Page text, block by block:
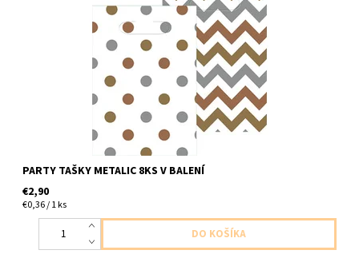
plastové tašky metalic farba 8ks v balení 16,5x24,1cm
PARTY TAŠKY METALIC 8KS V BALENÍ
€2,90
€0,36 / 1 ks